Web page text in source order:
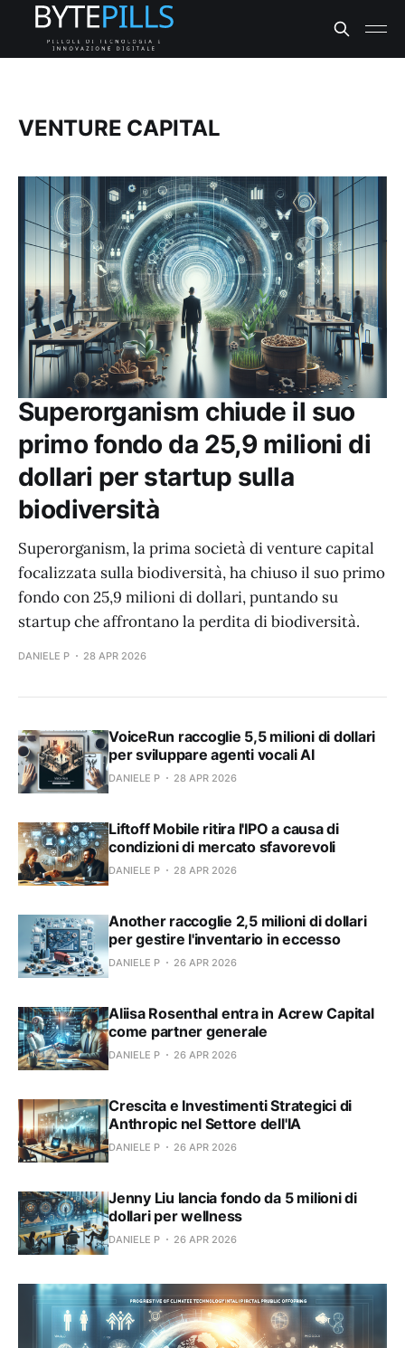
VENTURE CAPITAL
Superorganism chiude il suo
primo fondo da 25,9 milioni di
dollari per startup sulla
biodiversità
Superorganism, la prima società di venture capital
focalizzata sulla biodiversità, ha chiuso il suo primo
fondo con 25,9 milioni di dollari, puntando su
startup che affrontano la perdita di biodiversità.
DANIELE P 28 APR 2026
VoiceRun raccoglie 5,5 milioni di dollari
per sviluppare agenti vocali AI
DANIELE P 28 APR 2026
Liftoff Mobile ritira l'IPO a causa di
condizioni di mercato sfavorevoli
DANIELE P 28 APR 2026
Another raccoglie 2,5 milioni di dollari
per gestire l'inventario in eccesso
DANIELE P 26 APR 2026
Aliisa Rosenthal entra in Acrew Capital
come partner generale
DANIELE P 26 APR 2026
Crescita e Investimenti Strategici di
Anthropic nel Settore dell'IA
DANIELE P 26 APR 2026
Jenny Liu lancia fondo da 5 milioni di
dollari per wellness
DANIELE P 26 APR 2026